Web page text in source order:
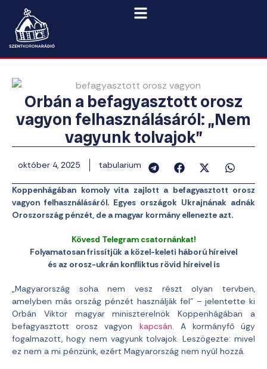
Orbán a befagyasztott orosz
vagyon felhasználásáról: „Nem
vagyunk tolvajok”
október 4, 2025 tabularium
Koppenhágában komoly vita zajlott a befagyasztott orosz
vagyon felhasználásáról. Egyes országok Ukrajnának adnák
Oroszország pénzét, de a magyar kormány ellenezte azt.
Kövesd Telegram csatornánkat!
Folyamatosan frissítjük a közel-keleti háború híreivel
és az orosz-ukrán konfliktus rövid híreivel is
„Magyarország soha nem vesz részt olyan tervben,
amelyben más ország pénzét használják fel” – jelentette ki
Orbán Viktor magyar miniszterelnök Koppenhágában a
befagyasztott orosz vagyon kapcsán . A kormányfő úgy
fogalmazott, hogy nem vagyunk tolvajok. Leszögezte: mivel
ez nem a mi pénzünk, ezért Magyarország nem nyúl hozzá.